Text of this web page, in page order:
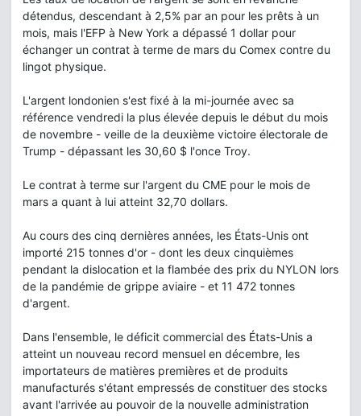
détendus, descendant à 2,5% par an pour les prêts à un
mois, mais l'EFP à New York a dépassé 1 dollar pour
échanger un contrat à terme de mars du Comex contre du
lingot physique.
L'argent londonien s'est fixé à la mi-journée avec sa
référence vendredi la plus élevée depuis le début du mois
de novembre - veille de la deuxième victoire électorale de
Trump - dépassant les 30,60 $ l'once Troy.
Le contrat à terme sur l'argent du CME pour le mois de
mars a quant à lui atteint 32,70 dollars.
Au cours des cinq dernières années, les États-Unis ont
importé 215 tonnes d'or - dont les deux cinquièmes
pendant la dislocation et la flambée des prix du NYLON lors
de la pandémie de grippe aviaire - et 11 472 tonnes
d'argent.
Dans l'ensemble, le déficit commercial des États-Unis a
atteint un nouveau record mensuel en décembre, les
importateurs de matières premières et de produits
manufacturés s'étant empressés de constituer des stocks
avant l'arrivée au pouvoir de la nouvelle administration